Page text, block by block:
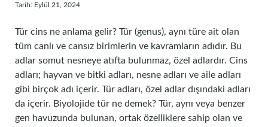
Tarih: Eylül 21, 2024
Tür cins ne anlama gelir? Tür (genus), aynı türe ait olan
tüm canlı ve cansız birimlerin ve kavramların adıdır. Bu
adlar somut nesneye atıfta bulunmaz, özel adlardır. Cins
adları; hayvan ve bitki adları, nesne adları ve aile adları
gibi birçok adı içerir. Tür adları, özel adlar dışındaki adları
da içerir. Biyolojide tür ne demek? Tür, aynı veya benzer
gen havuzunda bulunan, ortak özelliklere sahip olan ve